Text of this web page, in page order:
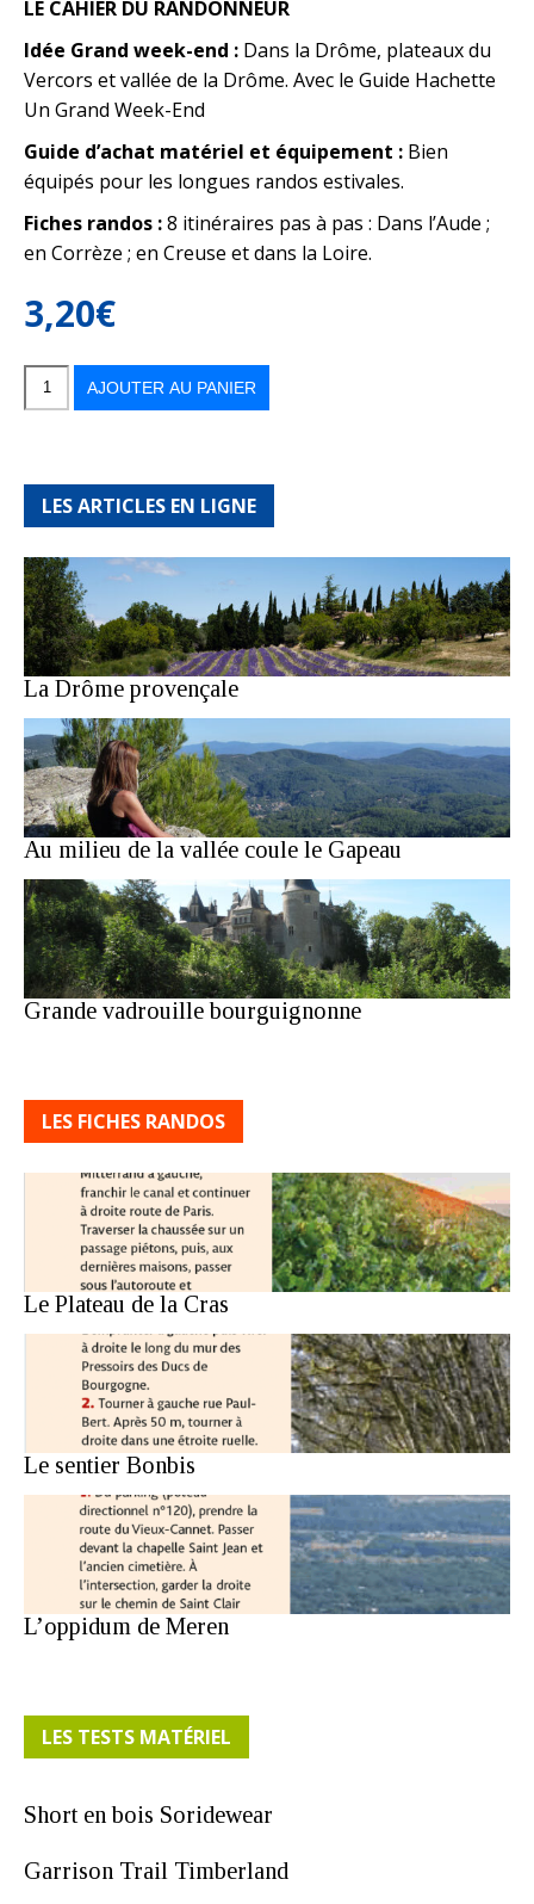
LE CAHIER DU RANDONNEUR
Idée Grand week-end : Dans la Drôme, plateaux du
Vercors et vallée de la Drôme. Avec le Guide Hachette
Un Grand Week-End
Guide d’achat matériel et équipement : Bien
équipés pour les longues randos estivales.
Fiches randos :8 itinéraires pas à pas : Dans l’Aude ;
en Corrèze ; en Creuse et dans la Loire.
3,20€
quantité
Balades
2025
AJOUTER AU PANIER
LES ARTICLES EN LIGNE
La Drôme provençale
Au milieu de la vallée coule le Gapeau
Grande vadrouille bourguignonne
LES FICHES RANDOS
Le Plateau de la Cras
Le sentier Bonbis
L’oppidum de Meren
LES TESTS MATÉRIEL
Short en bois Soridewear
Garrison Trail Timberland